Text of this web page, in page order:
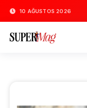
10 AĞUSTOS 2026